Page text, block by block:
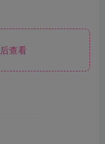
查看